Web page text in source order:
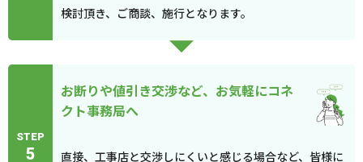
検討頂き、ご商談、施行となります。
STEP
5
お断りや値引き交渉など、お気軽にコネ
クト事務局へ
直接、工事店と交渉しにくいと感じる場合など、皆様に